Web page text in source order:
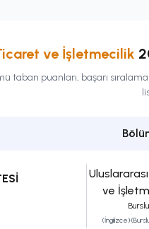
ve İşletmecilik
taban puanları, başarı
ve
Burslu
(İngilizce)